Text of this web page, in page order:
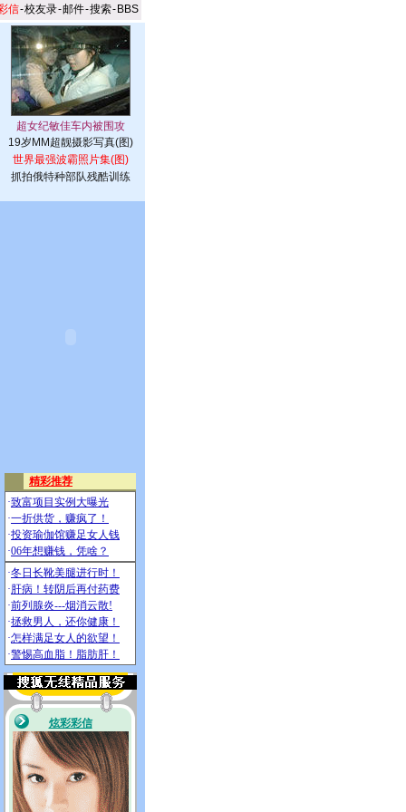
信-校友录-邮件-搜索- BBS
19岁MM超靓摄影写真(图)
世界最强波霸照片集(图)
抓拍俄特种部队残酷训练